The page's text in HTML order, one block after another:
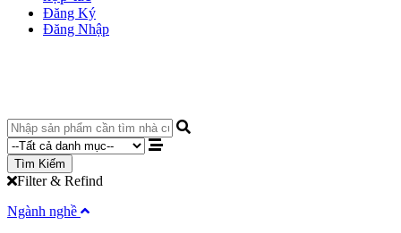
Đăng Ký
Đăng Nhập
Tìm Kiếm
Filter & Refind
Ngành nghề